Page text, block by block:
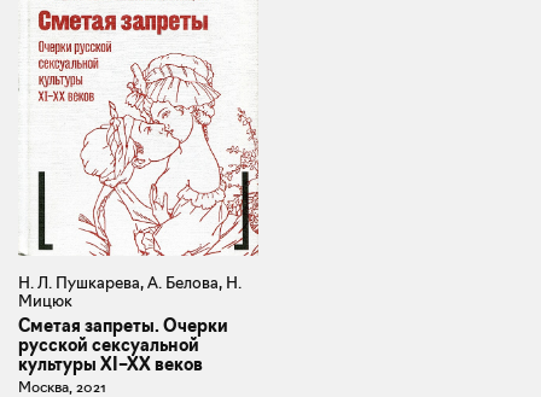
Н. Л. Пушкарева, А. Белова, Н.
Мицюк
Сметая запреты. Очерки
русской сексуальной
культуры XI–XX веков
Москва, 2021